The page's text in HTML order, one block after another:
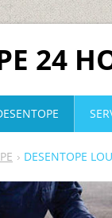
24
DESENTOPE